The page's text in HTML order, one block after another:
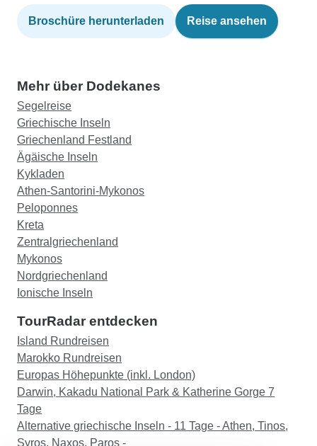
Broschüre herunterladen Reise ansehen
Mehr über Dodekanes
Segelreise
Griechische Inseln
Griechenland Festland
Ägäische Inseln
Kykladen
Athen-Santorini-Mykonos
Peloponnes
Kreta
Zentralgriechenland
Mykonos
Nordgriechenland
Ionische Inseln
TourRadar entdecken
Island Rundreisen
Marokko Rundreisen
Europas Höhepunkte (inkl. London)
Darwin, Kakadu National Park & Katherine Gorge 7
Tage
Alternative griechische Inseln - 11 Tage - Athen, Tinos,
Syros, Naxos, Paros -